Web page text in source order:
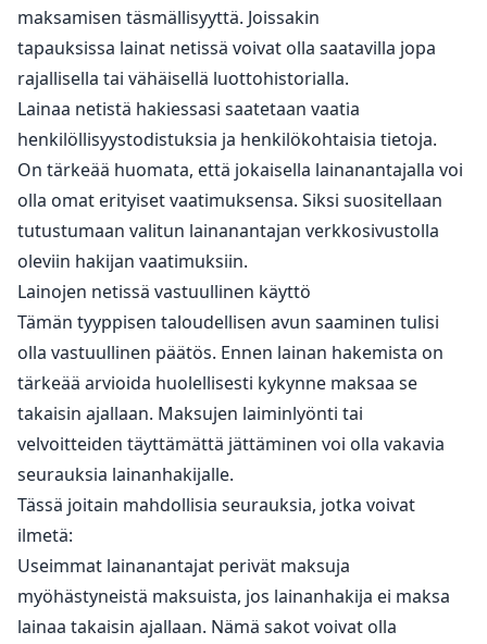
maksamisen täsmällisyyttä. Joissakin
tapauksissa lainat netissä voivat olla saatavilla jopa
rajallisella tai vähäisellä luottohistorialla.
Lainaa netistä hakiessasi saatetaan vaatia
henkilöllisyystodistuksia ja henkilökohtaisia tietoja.
On tärkeää huomata, että jokaisella lainanantajalla voi
olla omat erityiset vaatimuksensa. Siksi suositellaan
tutustumaan valitun lainanantajan verkkosivustolla
oleviin hakijan vaatimuksiin.
Lainojen netissä vastuullinen käyttö
Tämän tyyppisen taloudellisen avun saaminen tulisi
olla vastuullinen päätös. Ennen lainan hakemista on
tärkeää arvioida huolellisesti kykynne maksaa se
takaisin ajallaan. Maksujen laiminlyönti tai
velvoitteiden täyttämättä jättäminen voi olla vakavia
seurauksia lainanhakijalle.
Tässä joitain mahdollisia seurauksia, jotka voivat
ilmetä:
Useimmat lainanantajat perivät maksuja
myöhästyneistä maksuista, jos lainanhakija ei maksa
lainaa takaisin ajallaan. Nämä sakot voivat olla